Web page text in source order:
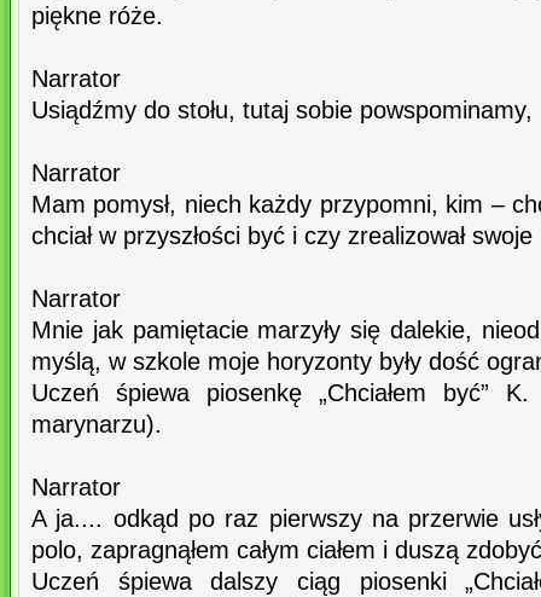
piękne róże.
Narrator
Usiądźmy do stołu, tutaj sobie
Narrator
Mam pomysł, niech każdy przypomni, kim –
chciał w przyszłości być i czy zrealizował swoje
Narrator
Mnie jak pamiętacie marzyły się dalekie,
myślą, w szkole moje horyzonty były dość
Uczeń śpiewa piosenkę „Chciałem być”
marynarzu).
Narrator
A ja.... odkąd po raz pierwszy na przerwie
polo, zapragnąłem całym ciałem i duszą
Uczeń śpiewa dalszy ciąg piosenki